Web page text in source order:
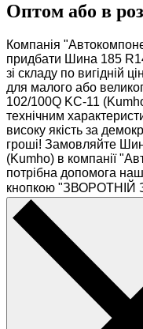
Оптом або в
Компанія
придбати Шина 185
зі складу по вигідній
для малого або
102/100Q KC-11
технічним
високу якість за
гроші! Замовляйте
(Kumho) в компанії
потрібна допомога
кнопкою "ЗВОРОТНІЙ